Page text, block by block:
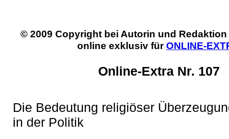
© 2009 Copyright bei Autorin und
online exklusiv fürONLINE-
Online-Extra Nr. 107
Die Bedeutung religiöser
in der Politik